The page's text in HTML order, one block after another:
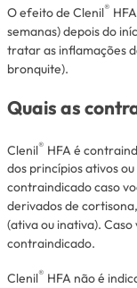
O efeito de Clenil®
semanas) depois do
tratar as inflamações
bronquite).
Quais as
Clenil® HFA é
dos princípios ativos
contraindicado caso
derivados de
(ativa ou inativa).
contraindicado.
Clenil® HFA não é